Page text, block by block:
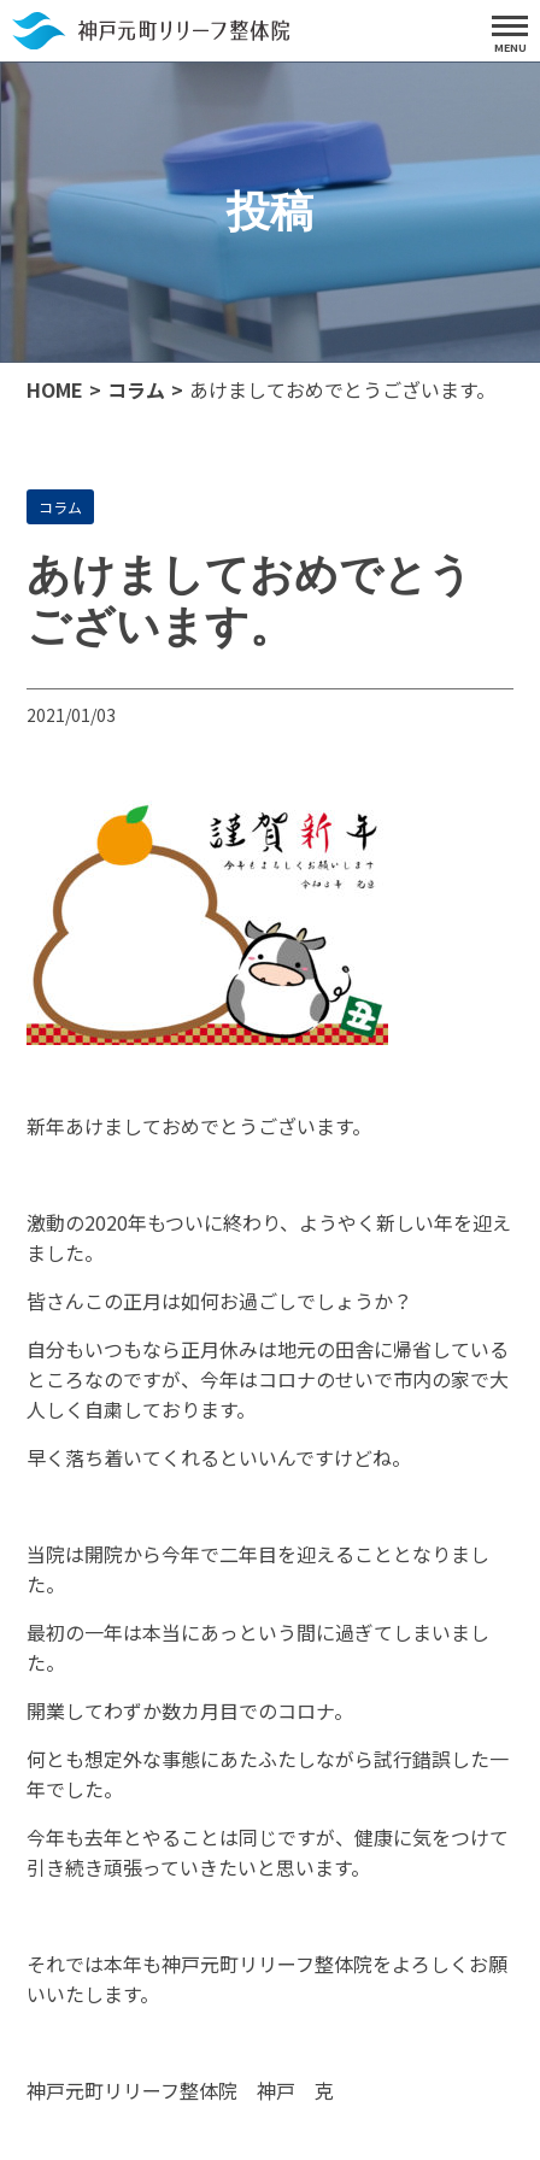
投稿
HOME コラム あけましておめでとうございます。
コラム
あけましておめでとう
ございます。
2021/01/03
新年あけましておめでとうございます。
激動の2020年もついに終わり、ようやく新しい年を迎え
ました。
皆さんこの正月は如何お過ごしでしょうか？
自分もいつもなら正月休みは地元の田舎に帰省している
ところなのですが、今年はコロナのせいで市内の家で大
人しく自粛しております。
早く落ち着いてくれるといいんですけどね。
当院は開院から今年で二年目を迎えることとなりまし
た。
最初の一年は本当にあっという間に過ぎてしまいまし
た。
開業してわずか数カ月目でのコロナ。
何とも想定外な事態にあたふたしながら試行錯誤した一
年でした。
今年も去年とやることは同じですが、健康に気をつけて
引き続き頑張っていきたいと思います。
それでは本年も神戸元町リリーフ整体院をよろしくお願
いいたします。
神戸元町リリーフ整体院 神戸 克